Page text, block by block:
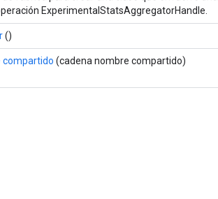
ExperimentalStatsAggregatorHandle.
()
compartido (cadena nombre compartido)